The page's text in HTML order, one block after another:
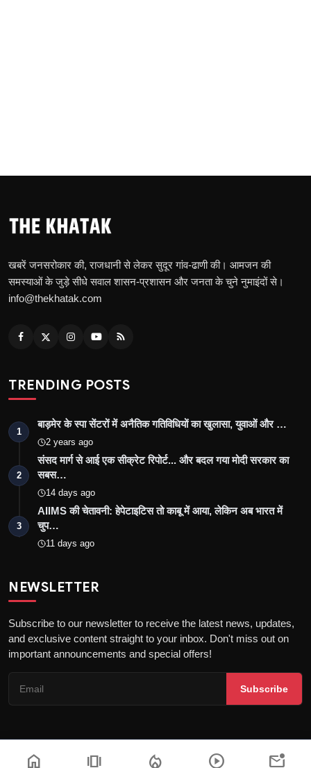
खबरें जनसरोकार की, राजधानी से लेकर सुदूर गांव-ढाणी की। आमजन की
समस्याओं के जुड़े सीधे सवाल शासन-प्रशासन और जनता के चुने नुमाइंदों से।
info@thekhatak.com
TRENDING POSTS
1
बाड़मेर के स्पा सेंटरों में अनैतिक गतिविधियों का खुलासा, युवाओं और …
2 years ago
2
संसद मार्ग से आई एक सीक्रेट रिपोर्ट... और बदल गया मोदी सरकार का
सबस…
14 days ago
3
AIIMS की चेतावनी: हेपेटाइटिस तो काबू में आया, लेकिन अब भारत में
चुप…
11 days ago
NEWSLETTER
Subscribe to our newsletter to receive the latest news, updates,
and exclusive content straight to your inbox. Don't miss out on
important announcements and special offers!
Subscribe
Copyright © 2026 the khatak - All Rights Reserved
home amp_stories local_fire_department play_circle mark_email_unread